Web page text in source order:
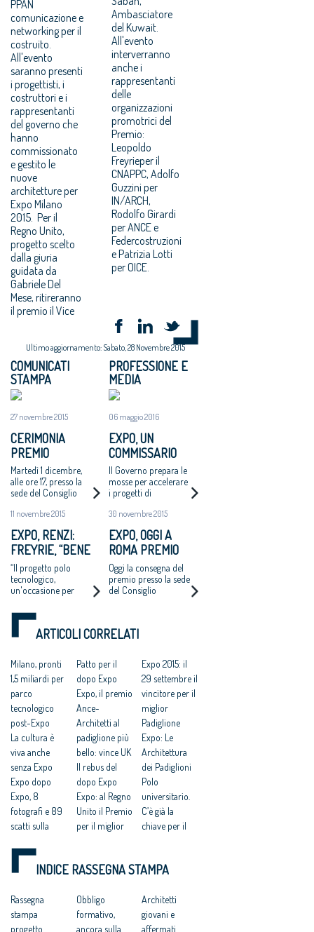
PPAN
comunicazione e
networking per il
costruito.
All'evento
saranno presenti
i progettisti, i
costruttori e i
rappresentanti
del governo che
hanno
commissionato
e gestito le
nuove
architetture per
Expo Milano
2015. Per il
Regno Unito,
progetto scelto
dalla giuria
guidata da
Gabriele Del
Mese, ritireranno
il premio il Vice
Ambasciatore
del Kuwait.
All'evento
interverranno
anche i
rappresentanti
delle
organizzazioni
promotrici del
Premio:
Leopoldo
Freyrieper il
CNAPPC, Adolfo
Guzzini per
IN/ARCH,
Rodolfo Girardi
per ANCE e
Federcostruzioni
e Patrizia Lotti
per OICE.
Ultimo aggiornamento: Sabato, 28 Novembre 2015
COMUNICATI
STAMPA
27 novembre 2015
CERIMONIA
PREMIO
INTERNAZIONALE
PER IL MIGLIOR
PADIGLIONE DI
EXPO 2015
Martedì 1 dicembre,
alle ore 17, presso la
sede del Consiglio
Architetti
11 novembre 2015
EXPO, RENZI:
FREYRIE, “BENE
PENSARE IN
GRANDE”
“Il progetto polo
tecnologico,
un'occasione per
della buona e bella
architettura”
PROFESSIONE E
MEDIA
06 maggio 2016
EXPO, UN
COMMISSARIO
PER GUIDARE I
PROGETTI DI
RICONVERSIONE
Il Governo prepara le
mosse per accelerare
i progetti di
rilancio dell’area
30 novembre 2015
EXPO, OGGI A
ROMA PREMIO
INTERNAZIONALE
MIGLIOR
PADIGLIONE
Oggi la consegna del
premio presso la sede
del Consiglio
ARTICOLI CORRELATI
Milano, pronti
1,5 miliardi per
parco
tecnologico
post-Expo
La cultura è
viva anche
senza Expo
Expo dopo
Expo, 8
fotografi e 89
scatti sulla
e di sette siti
Expo dopo
Bottelli
(architetti), ‘no
alla logica
Patto per il
dopo Expo
Expo, il premio
Ance-
Architetti al
padiglione più
bello: vince UK
Il rebus del
dopo Expo
Expo: al Regno
Unito il Premio
per il miglior
dopo è
perché sarà
per sempre”
Expo 2015: il
29 settembre il
vincitore per il
miglior
Padiglione
Expo: Le
Architettura
dei Padiglioni
Polo
universitario.
C’è già la
chiave per il
al padiglione
le
consultazioni
on line
INDICE RASSEGNA STAMPA
Rassegna
stampa
progetto
Obbligo
formativo,
ancora sulla
Architetti
giovani e
affermati